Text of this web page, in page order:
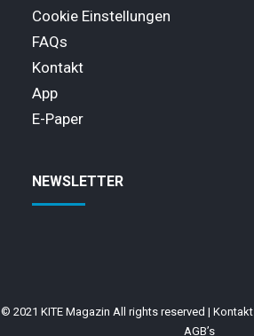
Cookie Einstellungen
FAQs
Kontakt
App
E-Paper
NEWSLETTER
© 2021 KITE Magazin All rights reserved | Kontakt
AGB’s